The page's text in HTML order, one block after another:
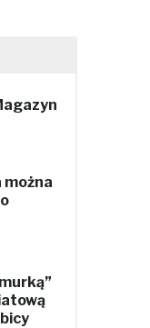
można